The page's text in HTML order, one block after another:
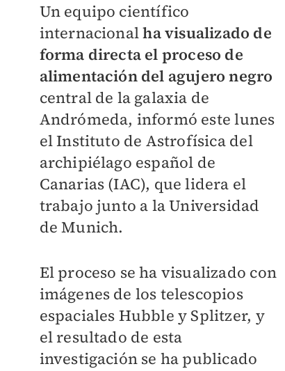
Un equipo científico
internacionalha visualizado de
forma directa el proceso de
alimentación del agujero negro
central de la galaxia de
Andrómeda, informó este lunes
el Instituto de Astrofísica del
archipiélago español de
Canarias (IAC), que lidera el
trabajo junto a la Universidad
de Munich.
El proceso se ha visualizado con
imágenes de los telescopios
espaciales Hubble y Splitzer, y
el resultado de esta
investigación se ha publicado